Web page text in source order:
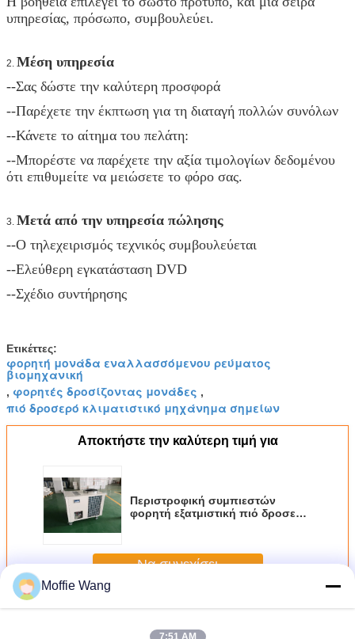
υπηρεσίας, πρόσωπο, συμβουλεύει.
2. Μέση υπηρεσία
--Σας δώστε την καλύτερη προσφορά
--Παρέχετε την έκπτωση για τη διαταγή πολλών συνόλων
--Κάνετε το αίτημα του πελάτη:
--Μπορέστε να παρέχετε την αξία τιμολογίων δεδομένου
ότι επιθυμείτε να μειώσετε το φόρο σας.
3. Μετά από την υπηρεσία πώλησης
--Ο τηλεχειρισμός τεχνικός συμβουλεύεται
--Ελεύθερη εγκατάσταση DVD
--Σχέδιο συντήρησης
Ετικέττες:
φορητή μονάδα εναλλασσόμενου ρεύματος
βιομηχανική
, φορητές δροσίζοντας μονάδες ,
πιό δροσερό κλιματιστικό μηχάνημα σημείων
Αποκτήστε την καλύτερη τιμή για
Περιστροφική συμπιεστών
φορητή εξατμιστική πιό δροσερή
Να συνεχίσει
ΠερισσότεροιΦορητά δοχεία ψύξης σημείων
Moffie Wang
7:51 AM